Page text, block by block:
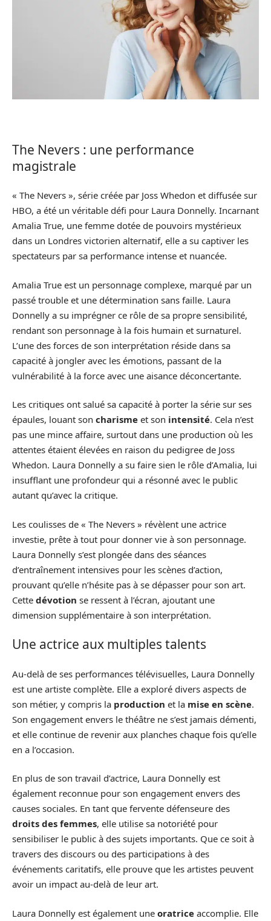
The Nevers : une performance
magistrale
« The Nevers », série créée par Joss Whedon et diffusée sur
HBO, a été un véritable défi pour Laura Donnelly. Incarnant
Amalia True, une femme dotée de pouvoirs mystérieux
dans un Londres victorien alternatif, elle a su captiver les
spectateurs par sa performance intense et nuancée.
Amalia True est un personnage complexe, marqué par un
passé trouble et une détermination sans faille. Laura
Donnelly a su imprégner ce rôle de sa propre sensibilité,
rendant son personnage à la fois humain et surnaturel.
L’une des forces de son interprétation réside dans sa
capacité à jongler avec les émotions, passant de la
vulnérabilité à la force avec une aisance déconcertante.
Les critiques ont salué sa capacité à porter la série sur ses
épaules, louant son charisme et son intensité. Cela n’est
pas une mince affaire, surtout dans une production où les
attentes étaient élevées en raison du pedigree de Joss
Whedon. Laura Donnelly a su faire sien le rôle d’Amalia, lui
insufflant une profondeur qui a résonné avec le public
autant qu’avec la critique.
Les coulisses de « The Nevers » révèlent une actrice
investie, prête à tout pour donner vie à son personnage.
Laura Donnelly s’est plongée dans des séances
d’entraînement intensives pour les scènes d’action,
prouvant qu’elle n’hésite pas à se dépasser pour son art.
Cette dévotion se ressent à l’écran, ajoutant une
dimension supplémentaire à son interprétation.
Une actrice aux multiples talents
Au-delà de ses performances télévisuelles, Laura Donnelly
est une artiste complète. Elle a exploré divers aspects de
son métier, y compris la production et la mise en scène.
Son engagement envers le théâtre ne s’est jamais démenti,
et elle continue de revenir aux planches chaque fois qu’elle
en a l’occasion.
En plus de son travail d’actrice, Laura Donnelly est
également reconnue pour son engagement envers des
causes sociales. En tant que fervente défenseure des
droits des femmes, elle utilise sa notoriété pour
sensibiliser le public à des sujets importants. Que ce soit à
travers des discours ou des participations à des
événements caritatifs, elle prouve que les artistes peuvent
avoir un impact au-delà de leur art.
Laura Donnelly est également une oratrice accomplie. Elle